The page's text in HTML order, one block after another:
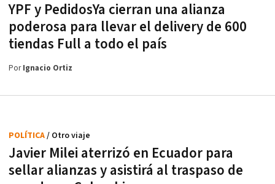
YPF y PedidosYa cierran una alianza
poderosa para llevar el delivery de 600
tiendas Full a todo el país
PorIgnacio Ortiz
Javier Milei aterrizó en Ecuador para
sellar alianzas y asistirá al traspaso de
POLÍTICA/ Otro viaje